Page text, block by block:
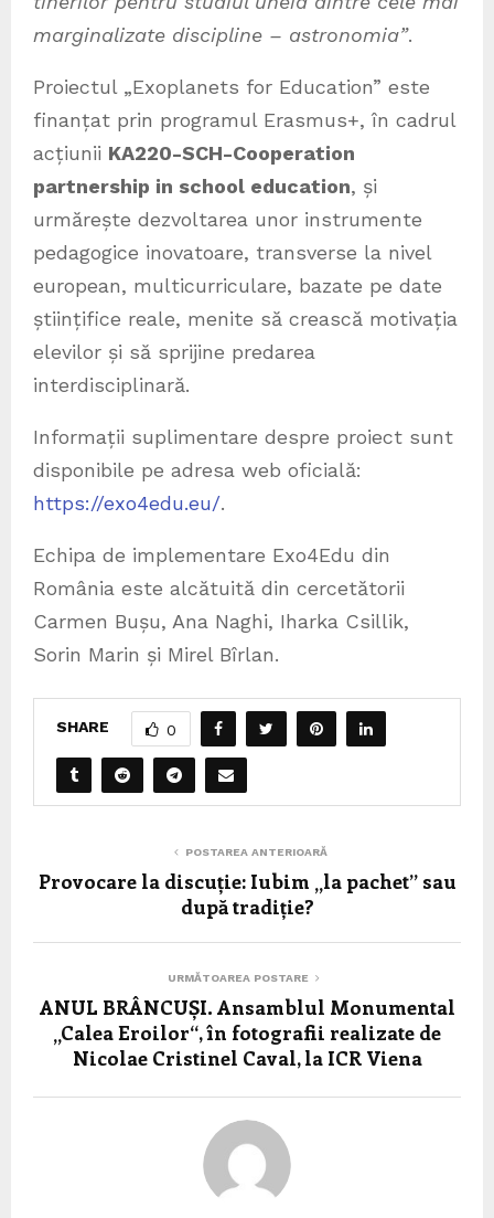
marginalizate discipline – astronomia”.
Proiectul „Exoplanets for Education” este
finanțat prin programul Erasmus+, în cadrul
acțiunii KA220-SCH-Cooperation
partnership in school education, și
urmărește dezvoltarea unor instrumente
pedagogice inovatoare, transverse la nivel
european, multicurriculare, bazate pe date
științifice reale, menite să crească motivația
elevilor și să sprijine predarea
interdisciplinară.
Informații suplimentare despre proiect sunt
disponibile pe adresa web oficială:
https://exo4edu.eu/.
Echipa de implementare Exo4Edu din
România este alcătuită din cercetătorii
Carmen Bușu, Ana Naghi, Iharka Csillik,
Sorin Marin și Mirel Bîrlan.
SHARE 0
POSTAREA ANTERIOARĂ
Provocare la discuție: Iubim „la pachet” sau
după tradiție?
URMĂTOAREA POSTARE
ANUL BRÂNCUȘI. Ansamblul Monumental
„Calea Eroilor“, în fotografii realizate de
Nicolae Cristinel Caval, la ICR Viena